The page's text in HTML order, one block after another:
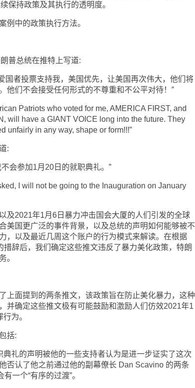
保持政策及其执行的透明度。
中的政策执行方法。
普总统在推特上写道:
者投票支持我，美国优先，让美国再次伟大，他们将
他们不会接受任何形式的不尊重和不公平对待！”
Patriots who voted for me, AMERICA FIRST, and
will have a GIANT VOICE long into the future. They
unfairly in any way, shape or form!!!”
:
参加1月20日的就职典礼。”
I will not be going to the Inauguration on January
2021年1月6日暴力冲击国会大厦的人们引发的全球
美国更广泛的事件背景，以及总统的声明如何能够被不
，以及最近几周这个账户的行为模式来解读。在根据
措辞后，我们确定这些推文违反了暴力美化政策，特朗
。
面提到的两条推文，该政策旨在防止美化暴力，这种
并确定这些推文极有可能鼓励和激励人们仿效2021年1
为。
括:
的声明被他的一些支持者认为是进一步证实了这次
否认了他之前通过他的副幕僚长 Dan Scavino 的两条
一个“有序的过渡”。